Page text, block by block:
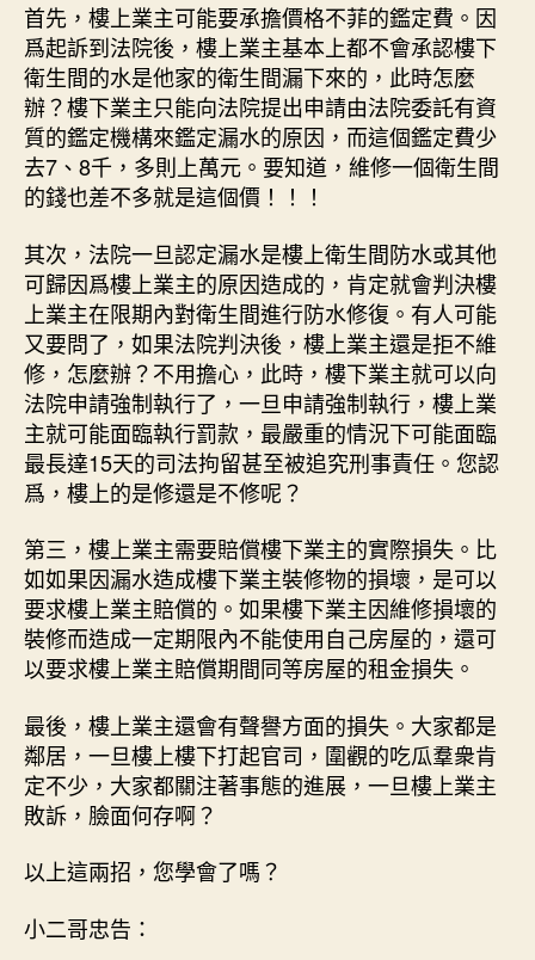
首先，樓上業主可能要承擔價格不菲的鑑定費。因
爲起訴到法院後，樓上業主基本上都不會承認樓下
衛生間的水是他家的衛生間漏下來的，此時怎麼
辦？樓下業主只能向法院提出申請由法院委託有資
質的鑑定機構來鑑定漏水的原因，而這個鑑定費少
去7、8千，多則上萬元。要知道，維修一個衛生間
的錢也差不多就是這個價！！！
其次，法院一旦認定漏水是樓上衛生間防水或其他
可歸因爲樓上業主的原因造成的，肯定就會判決樓
上業主在限期內對衛生間進行防水修復。有人可能
又要問了，如果法院判決後，樓上業主還是拒不維
修，怎麼辦？不用擔心，此時，樓下業主就可以向
法院申請強制執行了，一旦申請強制執行，樓上業
主就可能面臨執行罰款，最嚴重的情況下可能面臨
最長達15天的司法拘留甚至被追究刑事責任。您認
爲，樓上的是修還是不修呢？
第三，樓上業主需要賠償樓下業主的實際損失。比
如如果因漏水造成樓下業主裝修物的損壞，是可以
要求樓上業主賠償的。如果樓下業主因維修損壞的
裝修而造成一定期限內不能使用自己房屋的，還可
以要求樓上業主賠償期間同等房屋的租金損失。
最後，樓上業主還會有聲譽方面的損失。大家都是
鄰居，一旦樓上樓下打起官司，圍觀的吃瓜羣衆肯
定不少，大家都關注著事態的進展，一旦樓上業主
敗訴，臉面何存啊？
以上這兩招，您學會了嗎？
小二哥忠告：